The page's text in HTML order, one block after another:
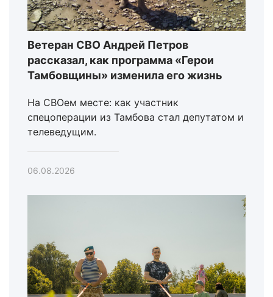
Ветеран СВО Андрей Петров
рассказал, как программа «Герои
Тамбовщины» изменила его жизнь
На СВОем месте: как участник
спецоперации из Тамбова стал депутатом и
телеведущим.
06.08.2026